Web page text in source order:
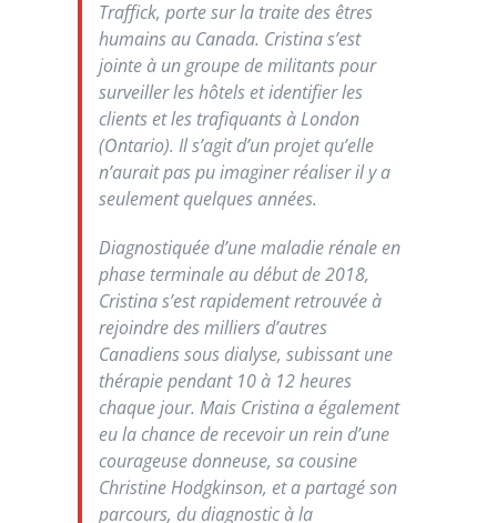
Traffick, porte sur la traite des êtres
humains au Canada. Cristina s’est
jointe à un groupe de militants pour
surveiller les hôtels et identifier les
clients et les trafiquants à London
(Ontario). Il s’agit d’un projet qu’elle
n’aurait pas pu imaginer réaliser il y a
seulement quelques années.
Diagnostiquée d’une maladie rénale en
phase terminale au début de 2018,
Cristina s’est rapidement retrouvée à
rejoindre des milliers d’autres
Canadiens sous dialyse, subissant une
thérapie pendant 10 à 12 heures
chaque jour. Mais Cristina a également
eu la chance de recevoir un rein d’une
courageuse donneuse, sa cousine
Christine Hodgkinson, et a partagé son
parcours, du diagnostic à la